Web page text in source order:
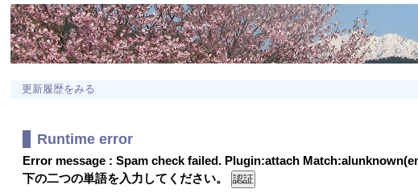
更新履歴をみる
Runtime error
Error message : Spam check failed. Plugin:attach
下の二つの単語を入力してください。